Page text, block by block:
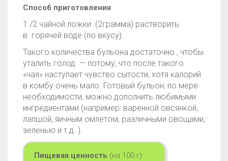
Способ приготовления:
1 /2 чайной ложки (2грамма) растворить
в горячей воде (по вкусу).
Такого количества бульона достаточно , чтобы
уталить голод — потому, что после такого
«чая» наступает чувство сытости, хотя калорий
в комбу очень мало. Готовый бульон, по мере
необходимости, можно дополнить любимыми
ингредиентами (например: варенной овсянкой,
лапшой, яичным омлетом, различными овощами,
зеленью и т.д. ).
Пищевая ценность (на 100 г)